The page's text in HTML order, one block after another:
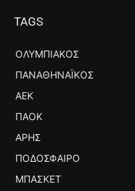
TAGS
ΟΛΥΜΠΙΑΚΌΣ
ΠΑΝΑΘΗΝΑΪΚΌΣ
ΑΕΚ
ΠΑΟΚ
ΆΡΗΣ
ΠΟΔΌΣΦΑΙΡΟ
ΜΠΆΣΚΕΤ